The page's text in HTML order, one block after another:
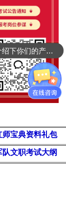
师宝典资料礼包
队文职考试大纲
可以介绍下你们的产品么